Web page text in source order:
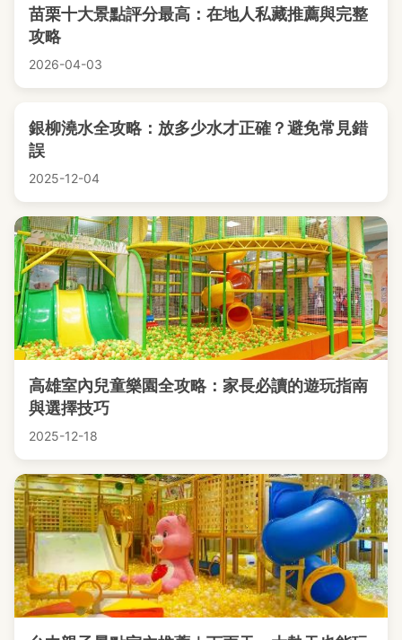
苗栗十大景點評分最高：在地人私藏推薦與完整
攻略
2026-04-03
銀柳澆水全攻略：放多少水才正確？避免常見錯
誤
2025-12-04
高雄室內兒童樂園全攻略：家長必讀的遊玩指南
與選擇技巧
2025-12-18